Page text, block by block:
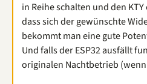
in Reihe schalten und den
dass sich der gewünschte
bekommt man eine gute
Und falls der ESP32 ausfällt
originalen Nachtbetrieb